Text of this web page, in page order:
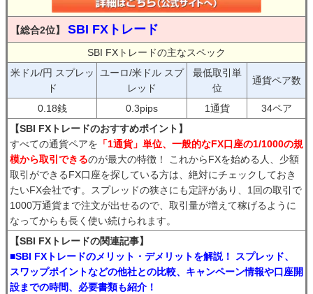
【総合2位】 SBI FXトレード
SBI FXトレードの主なスペック
米ドル/円 スプレッ
ド
ユーロ/米ドル スプ
レッド
最低取引単
位
通貨ペア数
0.18銭 0.3pips 1通貨
34ペア
【SBI FXトレードのおすすめポイント】
すべての通貨ペアを 「1通貨」単位、一般的なFX口座の1/1000の規
模から取引できるのが最大の特徴！ これからFXを始める人、少額
取引ができるFX口座を探している方は、絶対にチェックしておき
たいFX会社です。スプレッドの狭さにも定評があり、1回の取引で
1000万通貨まで注文が出せるので、取引量が増えて稼げるように
なってからも長く使い続けられます。
【SBI FXトレードの関連記事】
■SBI FXトレードのメリット・デメリットを解説！ スプレッド、
スワップポイントなどの他社との比較、キャンペーン情報や口座開
設までの時間、必要書類も紹介！